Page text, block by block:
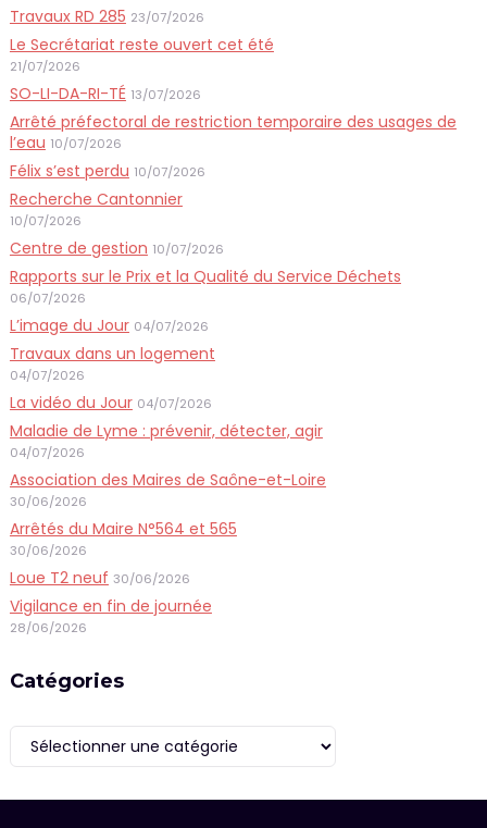
Travaux RD 285 23/07/2026
Le Secrétariat reste ouvert cet été
21/07/2026
SO-LI-DA-RI-TÉ 13/07/2026
Arrêté préfectoral de restriction temporaire des usages de
l’eau 10/07/2026
Félix s’est perdu 10/07/2026
Recherche Cantonnier
10/07/2026
Centre de gestion 10/07/2026
Rapports sur le Prix et la Qualité du Service Déchets
06/07/2026
L’image du Jour 04/07/2026
Travaux dans un logement
04/07/2026
La vidéo du Jour 04/07/2026
Maladie de Lyme : prévenir, détecter, agir
04/07/2026
Association des Maires de Saône-et-Loire
30/06/2026
Arrêtés du Maire N°564 et 565
30/06/2026
Loue T2 neuf 30/06/2026
Vigilance en fin de journée
28/06/2026
Catégories
Catégories